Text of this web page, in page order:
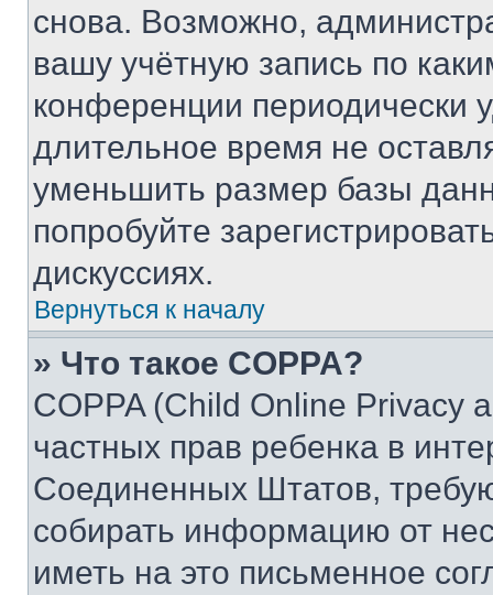
снова. Возможно,
вашу учётную запись по
конференции периодически
длительное время не
уменьшить размер базы
попробуйте
дискуссиях.
Вернуться к началу
» Что такое COPPA?
COPPA (Child Online Privacy
частных прав ребенка в
Соединенных Штатов,
собирать информацию от
иметь на это письменное